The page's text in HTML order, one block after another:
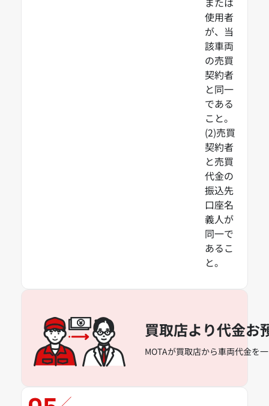
使用者
が、当
該車両
の売買
契約者
と同一
である
こと。
(2)売買
契約者
と売買
代金の
振込先
口座名
義人が
同一で
あるこ
と。
買取店より代金お
MOTAが買取店から車両代金を